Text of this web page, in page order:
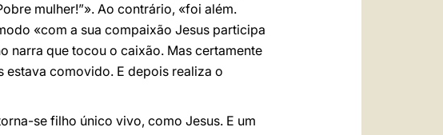
mulher!”». Ao contrário, «foi além.
«com a sua compaixão Jesus participa
narra que tocou o caixão. Mas certamente
estava comovido. E depois realiza o
se filho único vivo, como Jesus. E um